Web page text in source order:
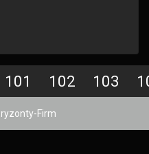
101 102 103
Firm